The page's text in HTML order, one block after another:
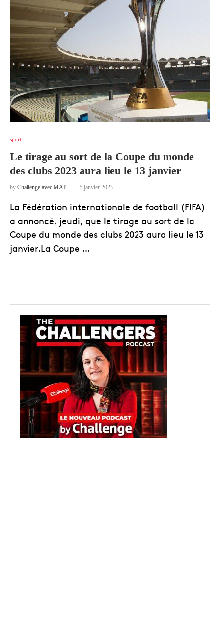
sport
Le tirage au sort de la Coupe du monde
des clubs 2023 aura lieu le 13 janvier
by Challenge avec MAP 5 janvier 2023
La Fédération internationale de football (FIFA)
a annoncé, jeudi, que le tirage au sort de la
Coupe du monde des clubs 2023 aura lieu le 13
janvier.La Coupe …